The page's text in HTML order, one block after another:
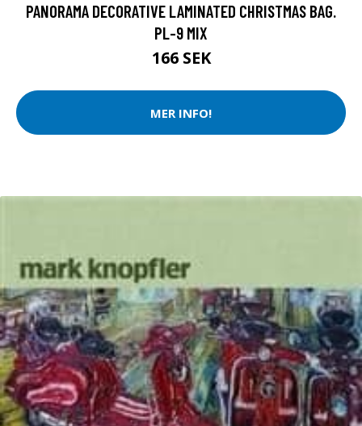
PANORAMA DECORATIVE LAMINATED CHRISTMAS BAG.
PL-9 MIX
166 SEK
MER INFO!